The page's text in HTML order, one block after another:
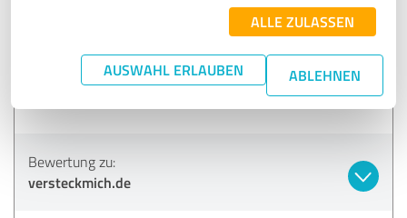
ALLE ZULASSEN
AUSWAHL ERLAUBEN ABLEHNEN
SEHR GUT Empfehlung
Bewertung zu:
versteckmich.de